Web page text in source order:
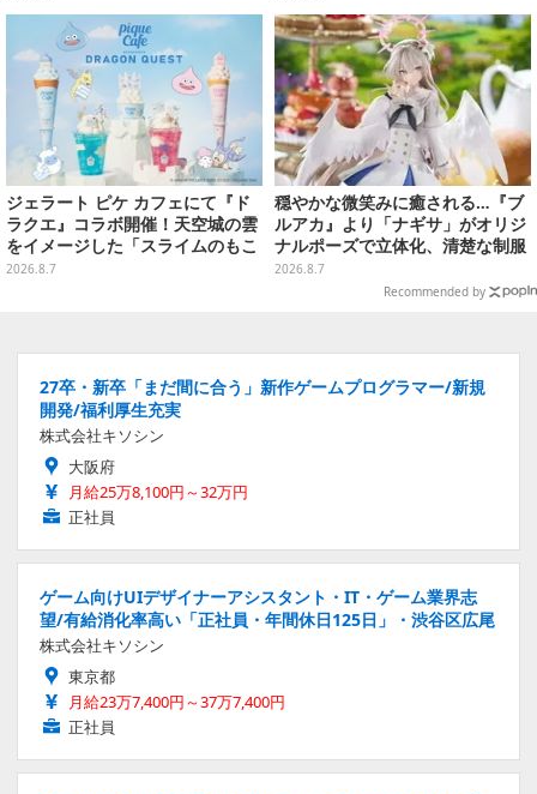
ジェラート ピケ カフェにて『ド
ラクエ』コラボ開催！天空城の雲
をイメージした「スライムのもこ
もこ天空クレープ」などを提供
2026.8.7
穏やかな微笑みに癒される…『ブ
ルアカ』より「ナギサ」がオリジ
ナルポーズで立体化、清楚な制服
は白の彩色にこだわり
2026.8.7
Recommended by
27卒・新卒「まだ間に合う」新作ゲームプログラマー/新規
開発/福利厚生充実
株式会社キソシン
大阪府
月給25万8,100円～32万円
正社員
ゲーム向けUIデザイナーアシスタント・IT・ゲーム業界志
望/有給消化率高い「正社員・年間休日125日」・渋谷区広尾
株式会社キソシン
東京都
月給23万7,400円～37万7,400円
正社員